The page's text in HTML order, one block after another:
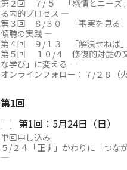
第２回 ７/ ５ 「感情とニーズ」に耳を傾ける ― 共感・共鳴が起こ
る内的プロセス ―
第３回 ８/３０ 「事実を見る
傾聴の実践 ―
第４回 ９/１３ 「解決せねば
第５回 １０/４ 修復的対話の
な学び」に変える ―
オンラインフォロー：７/２８（
加
形
態
を
お
選
第1回
第1回：5月24日（日）
単回申し込み
５/２４「正す」かわりに「つ
―